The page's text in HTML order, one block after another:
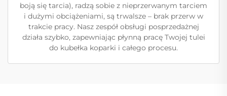
boją się tarcia), radzą sobie z nieprzerwanym tarciem
i dużymi obciążeniami, są trwalsze – brak przerw w
trakcie pracy. Nasz zespół obsługi posprzedażnej
działa szybko, zapewniając płynną pracę Twojej tulei
do kubełka koparki i całego procesu.